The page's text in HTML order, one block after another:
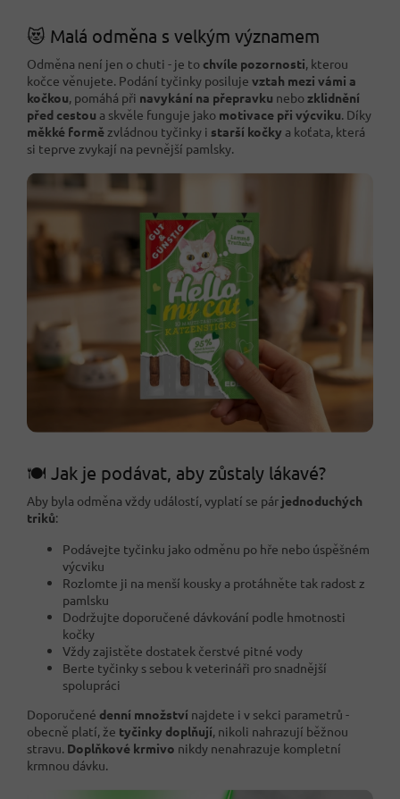
😻 Malá odměna s velkým významem
Odměna není jen o chuti - je to chvíle pozornosti, kterou
kočce věnujete. Podání tyčinky posiluje vztah mezi vámi a
kočkou, pomáhá při navykání na přepravku nebozklidnění
před cestou a skvěle funguje jako motivace při výcviku. Díky
měkké formě zvládnou tyčinky i starší kočky a koťata, která
si teprve zvykají na pevnější pamlsky.
🍽️ Jak je podávat, aby zůstaly lákavé?
Aby byla odměna vždy událostí, vyplatí se pár jednoduchých
triků:
Podávejte tyčinku jako odměnu po hře nebo úspěšném
výcviku
Rozlomte ji na menší kousky a protáhněte tak radost z
pamlsku
Dodržujte doporučené dávkování podle hmotnosti
kočky
Vždy zajistěte dostatek čerstvé pitné vody
Berte tyčinky s sebou k veterináři pro snadnější
spolupráci
Doporučené denní množství najdete i v sekci parametrů -
obecně platí, že tyčinky doplňují, nikoli nahrazují běžnou
stravu. Doplňkové krmivo nikdy nenahrazuje kompletní
krmnou dávku.